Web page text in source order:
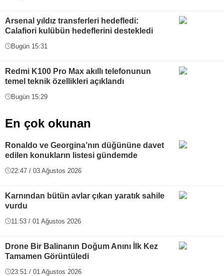
Arsenal yıldız transferleri hedefledi:
Calafiori kulübün hedeflerini destekledi
Bugün 15:31
Redmi K100 Pro Max akıllı telefonunun
temel teknik özellikleri açıklandı
Bugün 15:29
En çok okunan
Ronaldo ve Georgina’nın düğününe davet
edilen konukların listesi gündemde
22:47 / 03 Ağustos 2026
Karnından bütün avlar çıkan yaratık sahile
vurdu
11:53 / 01 Ağustos 2026
Drone Bir Balinanın Doğum Anını İlk Kez
Tamamen Görüntüledi
23:51 / 01 Ağustos 2026